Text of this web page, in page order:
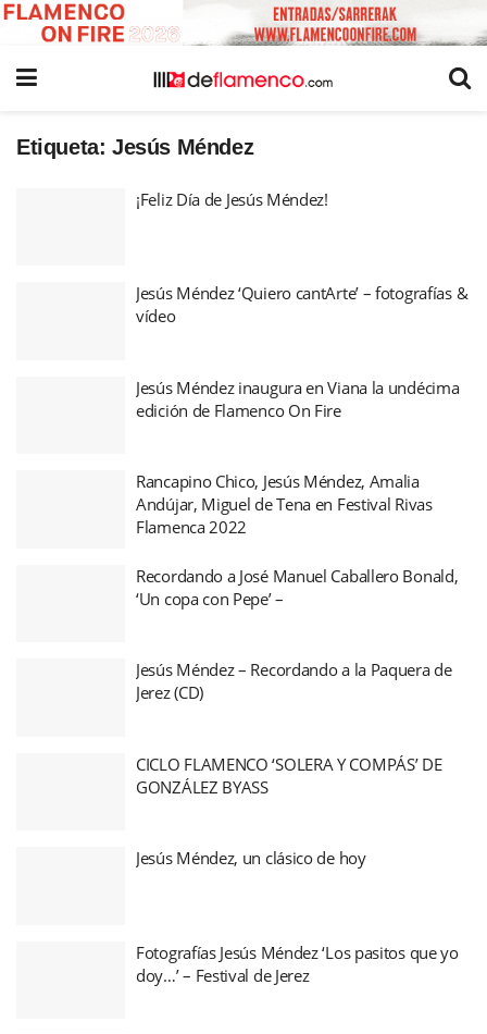
Etiqueta: Jesús Méndez
¡Feliz Día de Jesús Méndez!
Jesús Méndez ‘Quiero cantArte’ – fotografías &
vídeo
Jesús Méndez inaugura en Viana la undécima
edición de Flamenco On Fire
Rancapino Chico, Jesús Méndez, Amalia
Andújar, Miguel de Tena en Festival Rivas
Flamenca 2022
Recordando a José Manuel Caballero Bonald,
‘Un copa con Pepe’ –
Jesús Méndez – Recordando a la Paquera de
Jerez (CD)
CICLO FLAMENCO ‘SOLERA Y COMPÁS’ DE
GONZÁLEZ BYASS
Jesús Méndez, un clásico de hoy
Fotografías Jesús Méndez ‘Los pasitos que yo
doy…’ – Festival de Jerez